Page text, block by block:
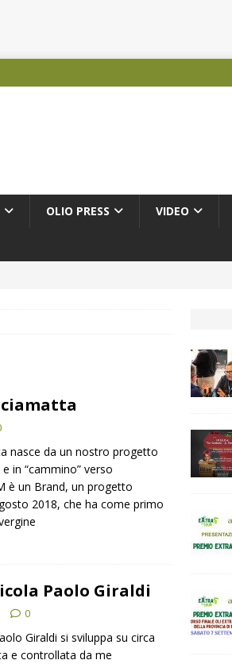
OLIO PRESS VIDEO
nasce da un nostro progetto
in “cammino” verso
è un Brand, un progetto
2018, che ha come primo
Paolo Giraldi
0
Giraldi si sviluppa su circa
e controllata da me